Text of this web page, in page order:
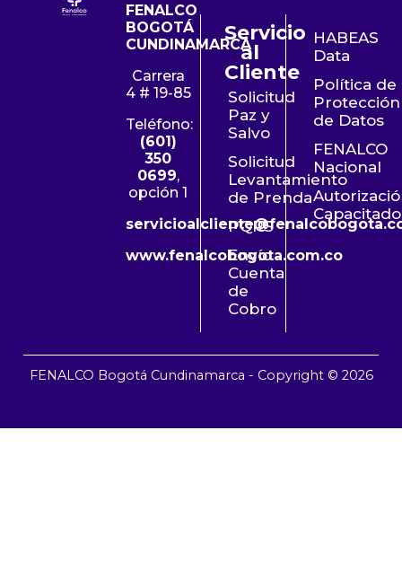
Datos Oficiales
Según el Dane para el mes de Septiembre de 2017 el Índice
FENALCO
BOGOTÁ
CUNDINAMARCA
Carrera
4 # 19-85
Teléfono:
(601)
350
0699,
opción 1
www.fenalcobogota.com.co
Servicio
al
Cliente
Solicitud
Paz y
Salvo
Solicitud
Levantamiento
de Prenda
PQRS
Envío
Cuenta
de
Cobro
HABEAS
Data
Política de
Protección
de Datos
FENALCO
Nacional
FENALCO Bogotá Cundinamarca - Copyright © 2026